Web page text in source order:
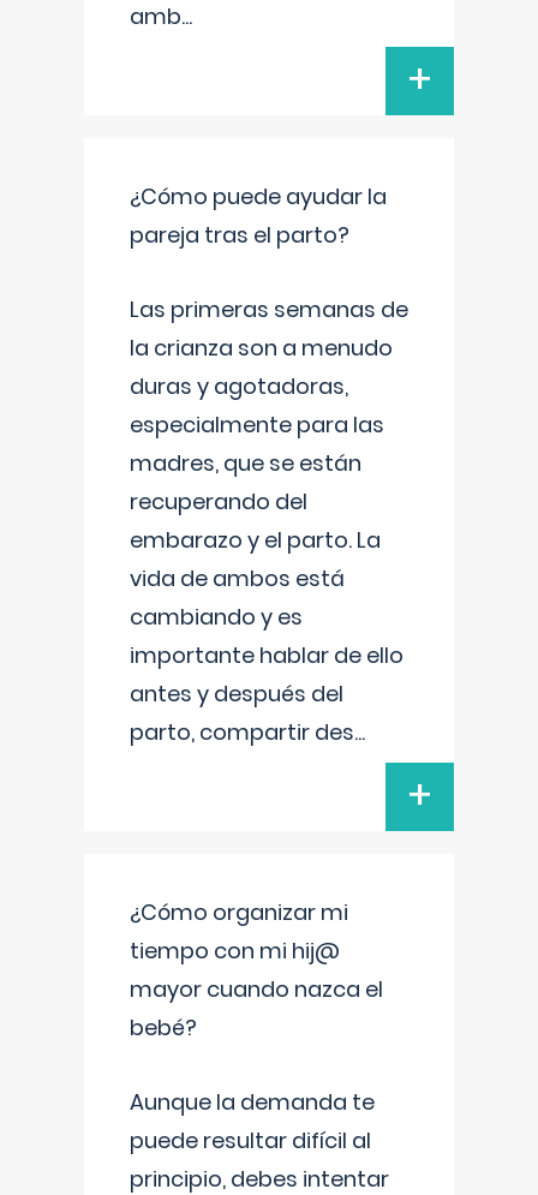
amb...
+
¿Cómo puede ayudar la
pareja tras el parto?
Las primeras semanas de
la crianza son a menudo
duras y agotadoras,
especialmente para las
madres, que se están
recuperando del
embarazo y el parto. La
vida de ambos está
cambiando y es
importante hablar de ello
antes y después del
parto, compartir des...
+
¿Cómo organizar mi
tiempo con mi hij@
mayor cuando nazca el
bebé?
Aunque la demanda te
puede resultar difícil al
principio, debes intentar